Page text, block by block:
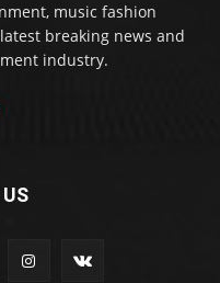
music fashion
breaking news and
industry.